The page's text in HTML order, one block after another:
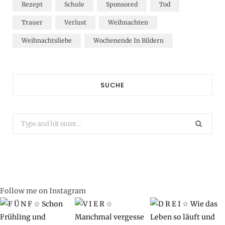
Rezept Schule Sponsored Tod
Trauer Verlust Weihnachten
Weihnachtsliebe Wochenende In Bildern
SUCHE
Search
for:
Follow me on Instagram